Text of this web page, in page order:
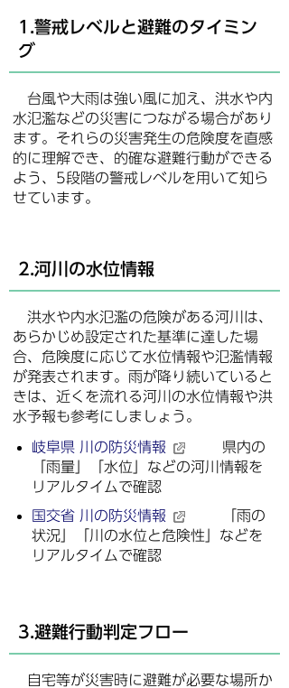
1.警戒レベルと避難のタイミン
グ
台風や大雨は強い風に加え、洪水や内
水氾濫などの災害につながる場合があり
ます。それらの災害発生の危険度を直感
的に理解でき、的確な避難行動ができる
よう、5段階の警戒レベルを用いて知ら
せています。
2.河川の水位情報
洪水や内水氾濫の危険がある河川は、
あらかじめ設定された基準に達した場
合、危険度に応じて水位情報や氾濫情報
が発表されます。雨が降り続いていると
きは、近くを流れる河川の水位情報や洪
水予報も参考にしましょう。
岐阜県 川の防災情報
県内の
「雨量」「水位」などの河川情報を
リアルタイムで確認
国交省 川の防災情報
「雨の
状況」「川の水位と危険性」などを
リアルタイムで確認
3.避難行動判定フロー
自宅等が災害時に避難が必要な場所か